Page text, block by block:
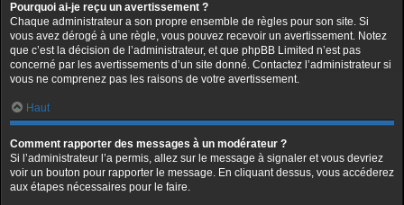
Pourquoi ai-je reçu un avertissement ?
Chaque administrateur a son propre ensemble de règles pour son site. Si
vous avez dérogé à une règle, vous pouvez recevoir un avertissement. Notez
que c’est la décision de l’administrateur, et que phpBB Limited n’est pas
concerné par les avertissements d’un site donné. Contactez l’administrateur si
vous ne comprenez pas les raisons de votre avertissement.
Haut
Comment rapporter des messages à un modérateur ?
Si l’administrateur l’a permis, allez sur le message à signaler et vous devriez
voir un bouton pour rapporter le message. En cliquant dessus, vous accéderez
aux étapes nécessaires pour le faire.